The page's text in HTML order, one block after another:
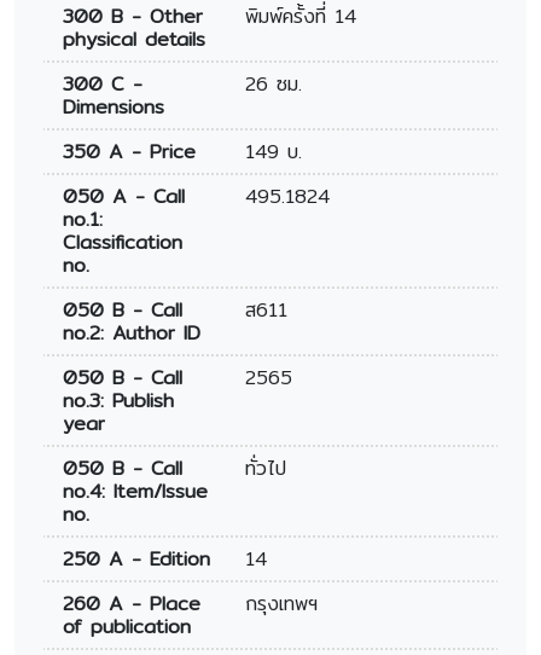
300 B - Other
physical details
พิมพ์ครั้งที่ 14
300 C -
Dimensions
26 ซม.
350 A - Price
149 บ.
050 A - Call
no.1:
Classification
no.
495.1824
050 B - Call
no.2: Author ID
ส611
050 B - Call
no.3: Publish
year
2565
050 B - Call
no.4: Item/Issue
no.
ทั่วไป
250 A - Edition
14
260 A - Place
of publication
กรุงเทพฯ